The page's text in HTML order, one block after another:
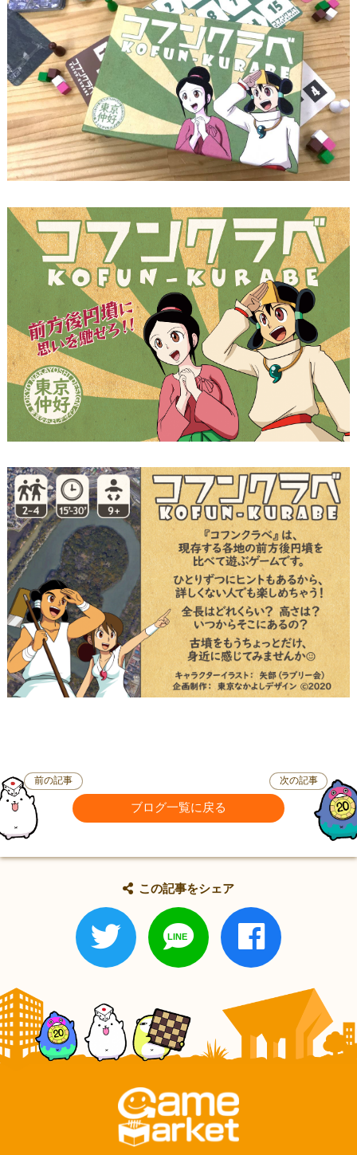
前の記事
ブログ一覧に戻る
次の記事
この記事をシェア